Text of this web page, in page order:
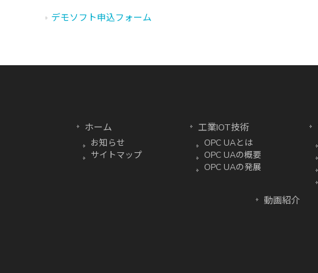
デモソフト申込フォーム
ホーム
お知らせ
サイトマップ
工業IOT技術
OPC UAとは
OPC UAの概要
OPC UAの発展
動画紹介